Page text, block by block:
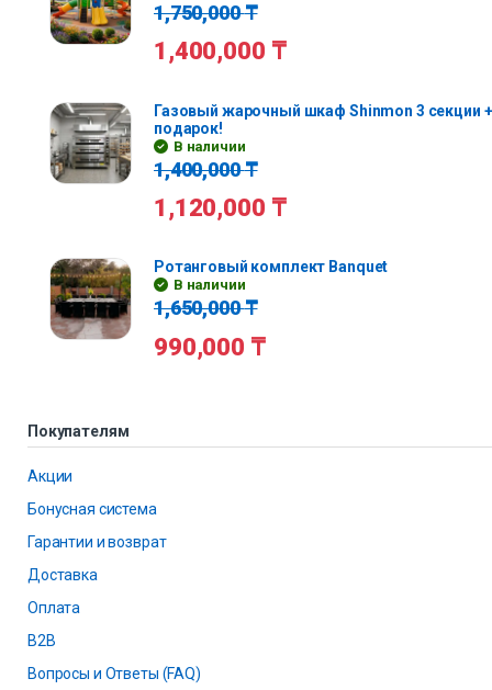
1,750,000₸
1,400,000 ₸
Газовый жарочный шкаф Shinmon 3 секции
подарок!
В наличии
1,400,000₸
1,120,000 ₸
Ротанговый комплект Banquet
В наличии
1,650,000₸
990,000 ₸
Покупателям
Акции
Бонусная система
Гарантии и возврат
Доставка
Оплата
B2B
Вопросы и Ответы (FAQ)